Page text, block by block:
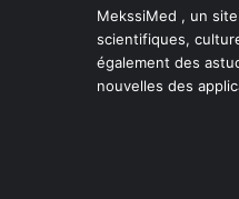
MekssiMed , un
scientifiques,
également des
nouvelles des